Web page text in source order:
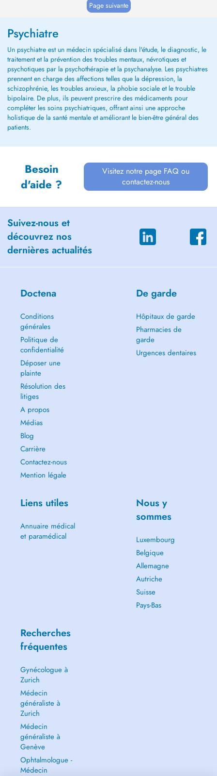
Page suivante
Psychiatre
Un psychiatre est un médecin spécialisé dans l'étude, le diagnostic, le
traitement et la prévention des troubles mentaux, névrotiques et
psychotiques par la psychothérapie et la psychanalyse. Les psychiatres
prennent en charge des affections telles que la dépression, la
schizophrénie, les troubles anxieux, la phobie sociale et le trouble
bipolaire. De plus, ils peuvent prescrire des médicaments pour
compléter les soins psychiatriques, offrant ainsi une approche
holistique de la santé mentale et améliorant le bien-être général des
patients.
Besoin
d'aide ?
Visitez notre page FAQ ou
contactez-nous
Suivez-nous et
découvrez nos
dernières actualités
Doctena
Conditions
générales
Politique de
confidentialité
Déposer une
plainte
Résolution des
litiges
A propos
Médias
Blog
Carrière
Contactez-nous
Mention légale
De garde
Hôpitaux de garde
Pharmacies de
garde
Urgences dentaires
Liens utiles
Annuaire médical
et paramédical
Nous y
sommes
Luxembourg
Belgique
Allemagne
Autriche
Suisse
Pays-Bas
Recherches
fréquentes
Gynécologue à
Zurich
Médecin
généraliste à
Zurich
Médecin
généraliste à
Genève
Ophtalmologue -
Médecin